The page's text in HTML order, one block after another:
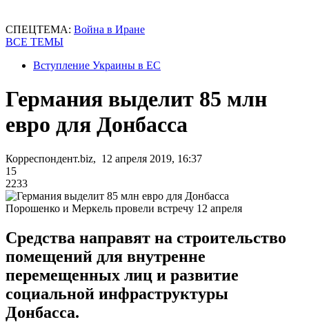
СПЕЦТЕМА: Война в Иране
ВСЕ ТЕМЫ
Вступление Украины в ЕС
Германия выделит 85 млн
евро для Донбасса
Корреспондент.biz, 12 апреля 2019, 16:37
15
2233
Порошенко и Меркель провели встречу 12 апреля
Средства направят на строительство
помещений для внутренне
перемещенных лиц и развитие
социальной инфраструктуры
Донбасса.